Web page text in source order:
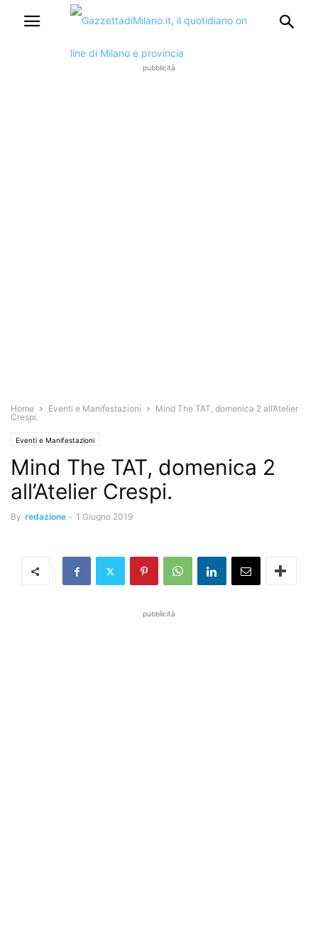
pubblicità
Home Eventi e Manifestazioni
Mind The TAT, domenica 2 all’Atelier
Crespi.
Eventi e Manifestazioni
Mind The TAT, domenica 2
all’Atelier Crespi.
By redazione - 1 Giugno 2019
pubblicità